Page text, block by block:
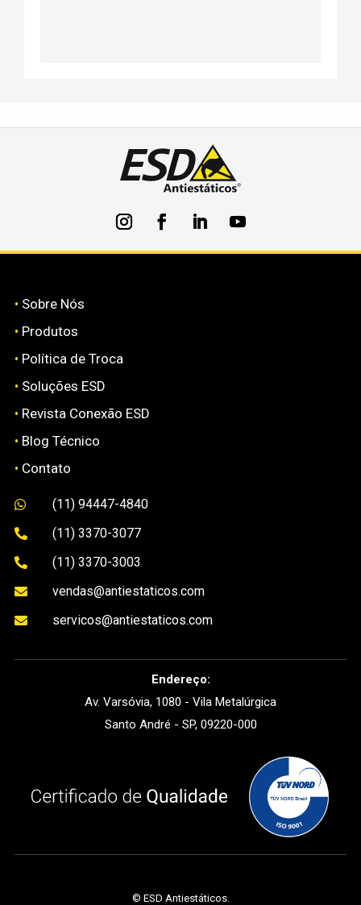
• Sobre Nós
• Produtos
• Política de Troca
• Soluções ESD
• Revista Conexão ESD
• Blog Técnico
• Contato
 (11) 94447-4840
 (11) 3370-3077
 (11) 3370-3003
 vendas@antiestaticos.com
 servicos@antiestaticos.com
Endereço:
Av. Varsóvia, 1080 - Vila Metalúrgica
Santo André - SP, 09220-000
© ESD Antiestáticos.